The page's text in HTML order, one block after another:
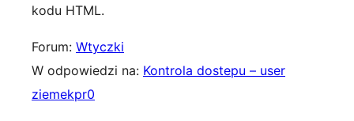
kodu HTML.
Forum: Wtyczki
W odpowiedzi na: Kontrola dostepu – user
ziemekpr0